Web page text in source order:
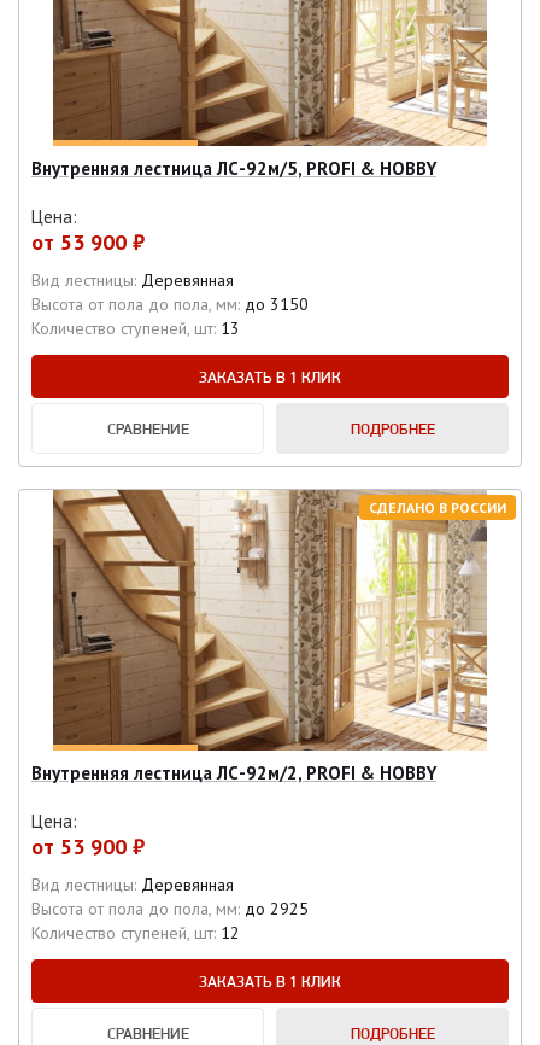
Внутренняя лестница ЛС-92м/5, PROFI & HOBBY
Цена:
от 53 900 ₽
Вид лестницы: Деревянная
Высота от пола до пола, мм: до 3150
Количество ступеней, шт: 13
ЗАКАЗАТЬ В 1 КЛИК
СРАВНЕНИЕ ПОДРОБНЕЕ
СДЕЛАНО В РОССИИ
Внутренняя лестница ЛС-92м/2, PROFI & HOBBY
Цена:
от 53 900 ₽
Вид лестницы: Деревянная
Высота от пола до пола, мм: до 2925
Количество ступеней, шт: 12
ЗАКАЗАТЬ В 1 КЛИК
СРАВНЕНИЕ ПОДРОБНЕЕ